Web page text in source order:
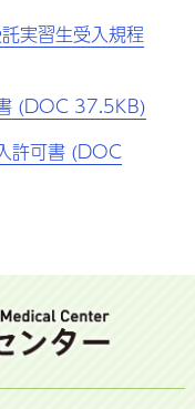
実習生受入規程
(DOC 37.5KB)
許可書 (DOC